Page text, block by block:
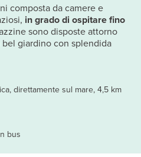
direttamente sul mare, 4,5 km
bus
composta da camere e
in grado di ospitare fino
sono disposte attorno
giardino con splendida